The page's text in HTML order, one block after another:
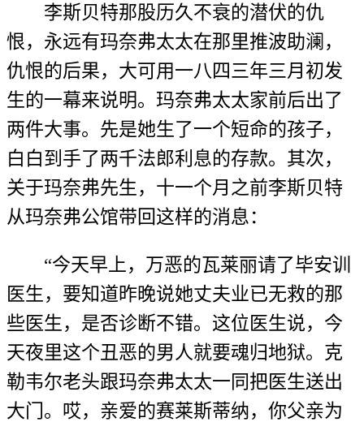
李斯贝特那股历久不衰的潜伏的仇
恨，永远有玛奈弗太太在那里推波助澜，
仇恨的后果，大可用一八四三年三月初发
生的一幕来说明。玛奈弗太太家前后出了
两件大事。先是她生了一个短命的孩子，
白白到手了两千法郎利息的存款。其次，
关于玛奈弗先生，十一个月之前李斯贝特
从玛奈弗公馆带回这样的消息：
“今天早上，万恶的瓦莱丽请了毕安训
医生，要知道昨晚说她丈夫业已无救的那
些医生，是否诊断不错。这位医生说，今
天夜里这个丑恶的男人就要魂归地狱。克
勒韦尔老头跟玛奈弗太太一同把医生送出
大门。哎，亲爱的赛莱斯蒂纳，你父亲为